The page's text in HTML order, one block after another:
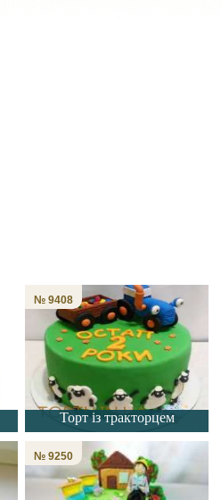
Торт із тракторцем
№ 9408
№ 9250